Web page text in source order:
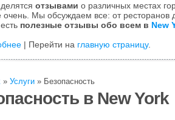
отзывами о различных местах
очень. Мы обсуждаем все: от ресторанов
полезные отзывы обо всем в New
| Перейти на главную страницу.
» Услуги » Безопасность
в New York